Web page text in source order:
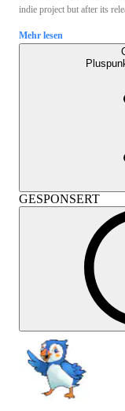
indie project but after its
Mehr lesen
GESPONSERT